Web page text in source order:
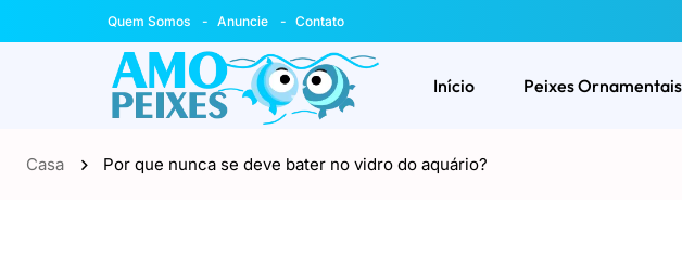
Quem Somos Anuncie Contato
Início Peixes Ornamentais
Casa Por que nunca se deve bater no vidro do aquário?